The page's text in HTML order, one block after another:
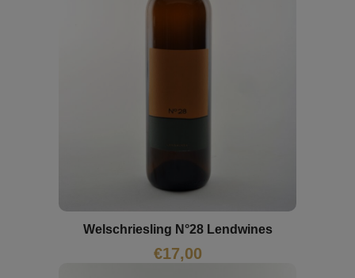
Welschriesling N°28 Lendwines
€17,00